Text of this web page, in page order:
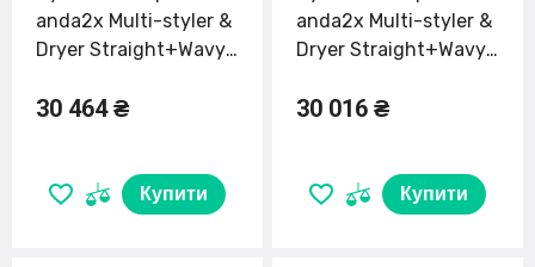
anda2x Multi-styler &
Dryer Straight+Wavy
01) EU
30 464 ₴
Купити
anda2x Multi-styler &
Dryer Straight+Wavy
(598775-01) EU
30 016 ₴
Купити